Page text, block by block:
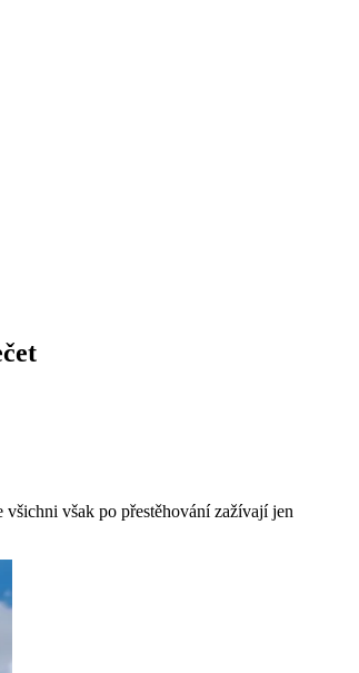
však po přestěhování zažívají jen